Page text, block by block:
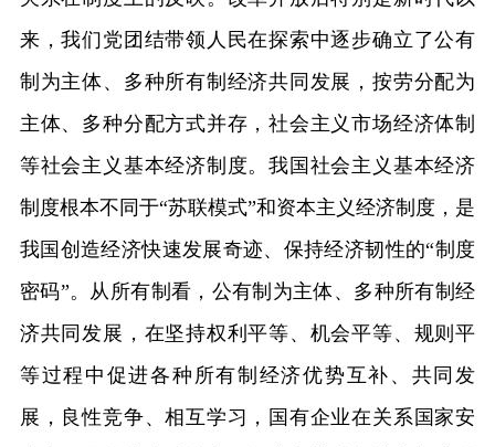
来，我们党团结带领人民在探索中逐步确立了公有
制为主体、多种所有制经济共同发展，按劳分配为
主体、多种分配方式并存，社会主义市场经济体制
等社会主义基本经济制度。我国社会主义基本经济
制度根本不同于“苏联模式”和资本主义经济制度，是
我国创造经济快速发展奇迹、保持经济韧性的“制度
密码”。从所有制看，公有制为主体、多种所有制经
济共同发展，在坚持权利平等、机会平等、规则平
等过程中促进各种所有制经济优势互补、共同发
展，良性竞争、相互学习，国有企业在关系国家安